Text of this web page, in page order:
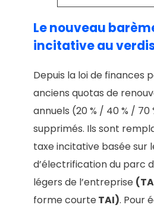
Le nouveau
incitative au
Depuis la loi de finances
anciens quotas de
annuels (20 % / 40 % /
supprimés. Ils sont
taxe incitative basée sur
d’électrification du parc
légers de l’entreprise
forme courteTAI). Pour